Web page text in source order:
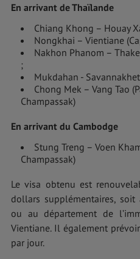
En arrivant de Thaïlande
Chiang Khong – Houay
Nongkhai – Vientiane
Nakhon Phanom –
;
Mukdahan -
Chong Mek – Vang Tao
Champassak)
En arrivant du Cambodge
Stung Treng – Voen
Champassak)
Le visa obtenu est
dollars supplémentaires,
ou au département de
Vientiane. Il également
par jour.